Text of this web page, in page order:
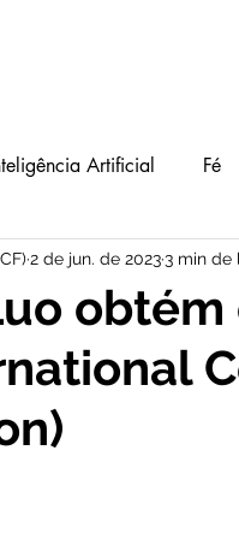
Artificial Fé
Acontece Livros
Primeiros Passos
obtém
2 de jun. de 20233 min de